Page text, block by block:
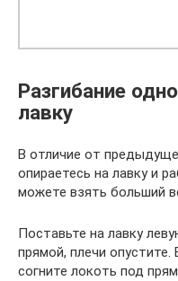
Разгибание
лавку
В отличие от
опираетесь на лавку и
можете взять больший
Поставьте на лавку
прямой, плечи опустите.
согните локоть под